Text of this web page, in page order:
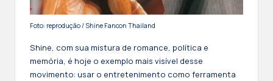
Foto: reprodução / Shine Fancon Thailand
Shine, com sua mistura de romance, política e
memória, é hoje o exemplo mais visível desse
movimento: usar o entretenimento como ferramenta